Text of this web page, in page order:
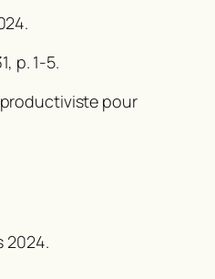
p. 1-5.
pour
2024.